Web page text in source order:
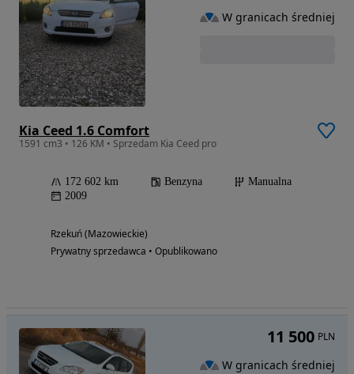
Kia Ceed 1.6 Comfort
1591 cm3 • 126 KM • Sprzedam Kia Ceed pro
172 602 km Benzyna
Manualna
2009
Rzekuń (Mazowieckie)
Prywatny sprzedawca • Opublikowano
W granicach średniej
11 500 PLN
W granicach średniej